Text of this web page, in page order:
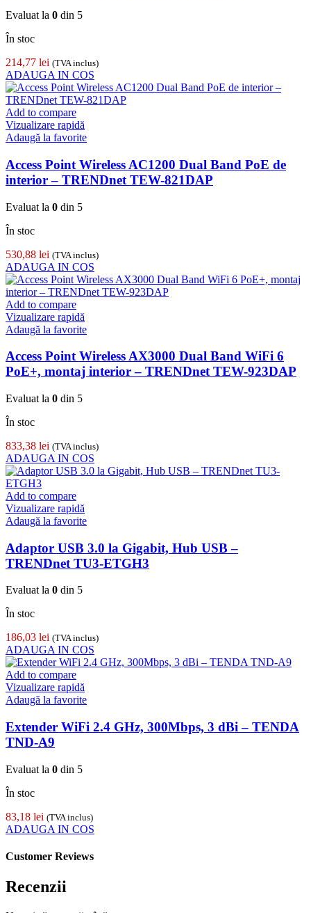
Evaluat la 0 din 5
În stoc
214,77 lei (TVA inclus)
ADAUGA IN COS
Add to compare
Vizualizare rapidă
Adaugă la favorite
Access Point Wireless AC1200 Dual Band PoE de
interior – TRENDnet TEW-821DAP
Evaluat la 0 din 5
În stoc
530,88 lei (TVA inclus)
ADAUGA IN COS
Add to compare
Vizualizare rapidă
Adaugă la favorite
Access Point Wireless AX3000 Dual Band WiFi 6
PoE+, montaj interior – TRENDnet TEW-923DAP
Evaluat la 0 din 5
În stoc
833,38 lei (TVA inclus)
ADAUGA IN COS
Add to compare
Vizualizare rapidă
Adaugă la favorite
Adaptor USB 3.0 la Gigabit, Hub USB –
TRENDnet TU3-ETGH3
Evaluat la 0 din 5
În stoc
186,03 lei (TVA inclus)
ADAUGA IN COS
Add to compare
Vizualizare rapidă
Adaugă la favorite
Extender WiFi 2.4 GHz, 300Mbps, 3 dBi – TENDA
TND-A9
Evaluat la 0 din 5
În stoc
83,18 lei (TVA inclus)
ADAUGA IN COS
Customer Reviews
Recenzii